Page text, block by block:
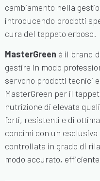
cambiamento nella
introducendo prodotti
cura del tappeto erboso.
MasterGreen è il brand
gestire in modo
servono prodotti tecnici
MasterGreen per il
nutrizione di elevata
forti, resistenti e di
concimi con un
controllata in grado di
modo accurato,